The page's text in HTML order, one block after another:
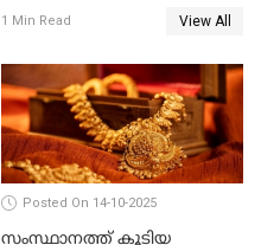
1 Min Read View All
Posted On 14-10-2025
സംസ്ഥാനത്ത് കൂടിയ